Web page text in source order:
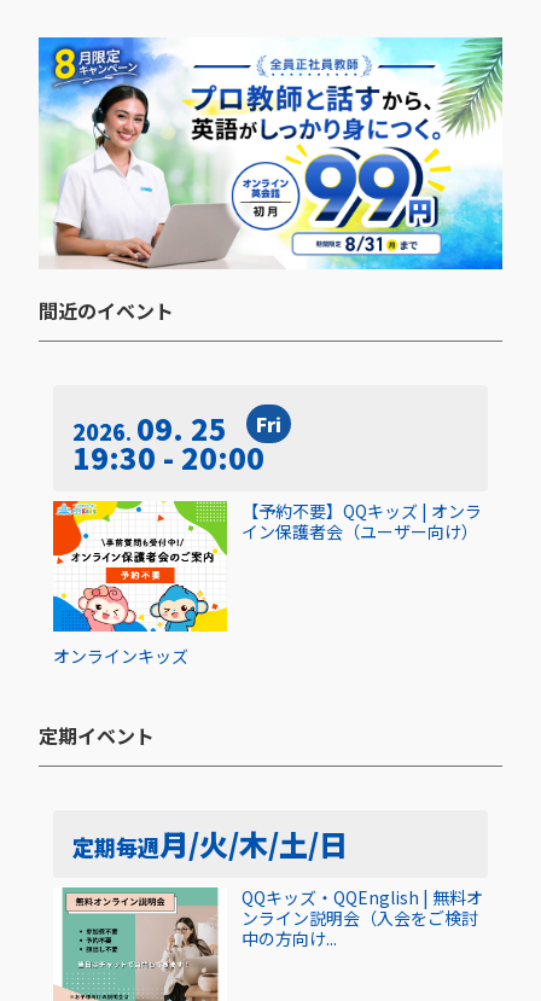
間近のイベント​
2026 09. 25 Fri
19:30 - 20:00
オンラインキッズ
【予約不要】QQキッズ | オンラ
イン保護者会（ユーザー向け）
定期イベント​
定期毎週月/火/木/土/日
QQキッズ・QQEnglish | 無料オ
ンライン説明会（入会をご検討
中の方向け...